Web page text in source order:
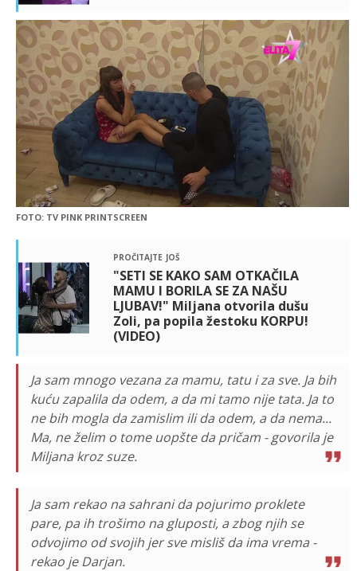
FOTO: TV PINK PRINTSCREEN
pročitajte još
"SETI SE KAKO SAM OTKAČILA
MAMU I BORILA SE ZA NAŠU
LJUBAV!" Miljana otvorila dušu
Zoli, pa popila žestoku KORPU!
(VIDEO)
Ja sam mnogo vezana za mamu, tatu i za sve. Ja bih
kuću zapalila da odem, a da mi tamo nije tata. Ja to
ne bih mogla da zamislim ili da odem, a da nema...
Ma, ne želim o tome uopšte da pričam - govorila je
Miljana kroz suze.
Ja sam rekao na sahrani da pojurimo proklete
pare, pa ih trošimo na gluposti, a zbog njih se
odvojimo od svojih jer sve misliš da ima vrema -
rekao je Darjan.